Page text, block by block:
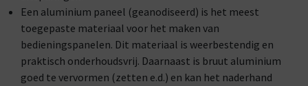
Een aluminium paneel (geanodiseerd) is het meest
toegepaste materiaal voor het maken van
bedieningspanelen. Dit materiaal is weerbestendig en
praktisch onderhoudsvrij. Daarnaast is bruut aluminium
goed te vervormen (zetten e.d.) en kan het naderhand